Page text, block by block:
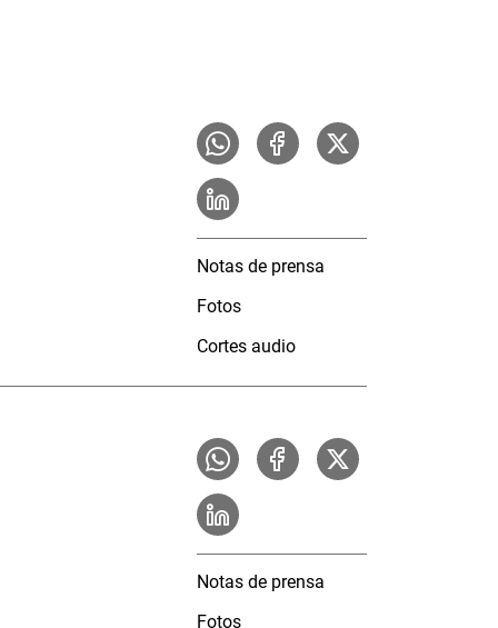
Notas de prensa
Fotos
Cortes audio
Notas de prensa
Fotos